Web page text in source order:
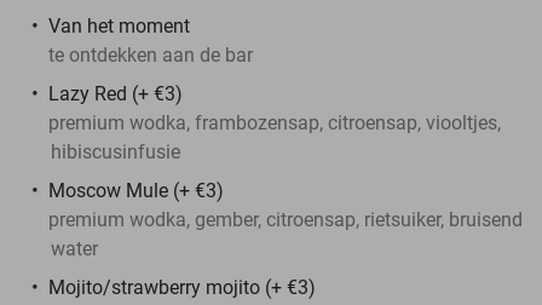
Van het moment
te ontdekken aan de bar
Lazy Red (+ €3)
premium wodka, frambozensap, citroensap, viooltjes,
hibiscusinfusie
Moscow Mule (+ €3)
premium wodka, gember, citroensap, rietsuiker, bruisend
water
Mojito/strawberry mojito (+ €3)